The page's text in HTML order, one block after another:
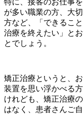
が多い職業の方、大
方など、「できるこ
治療を終えたい」と
とでしょう。
矯正治療というと、
装置を思い浮かべる
けれども、矯正治療
はなく、患者さんご